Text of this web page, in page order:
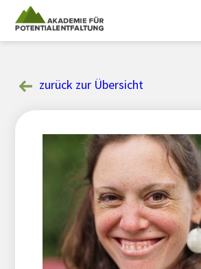
content
zurück zur Übersicht